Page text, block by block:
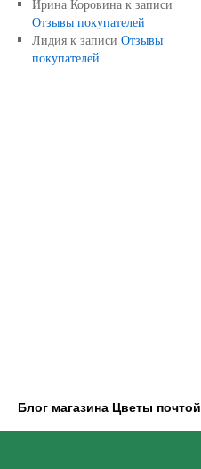
Ирина Коровинак записи
Отзывы покупателей
Лидияк записи Отзывы
покупателей
Блог магазина Цветы почтой